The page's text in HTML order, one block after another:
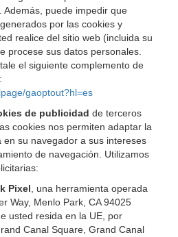
Además, puede impedir que
por las cookies y
realice del sitio web (incluida su
procese sus datos personales.
el siguiente complemento de
gaoptout?hl=es
de publicidad de terceros
cookies nos permiten adaptar la
en su navegador a sus intereses
de navegación. Utilizamos
Pixel , una herramienta operada
Way, Menlo Park, CA 94025
usted resida en la UE, por
Canal Square, Grand Canal